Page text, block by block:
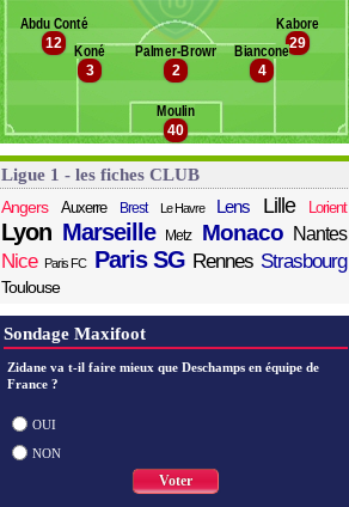
Chambost
Lefebvre
40
Moulin
4
Biancone
2
Palmer-Brown
3
Koné 29
Kabore
12
Abdu Conté
Ligue 1 - les fiches CLUB
Angers
Auxerre Brest Le Havre Lens Lille Lorient
Lyon Marseille Metz Monaco Nantes
Nice Paris FC Paris SG Rennes Strasbourg
Toulouse
Sondage Maxifoot
Zidane va t-il faire mieux que Deschamps en équipe de
France ?
OUI
NON
Voter